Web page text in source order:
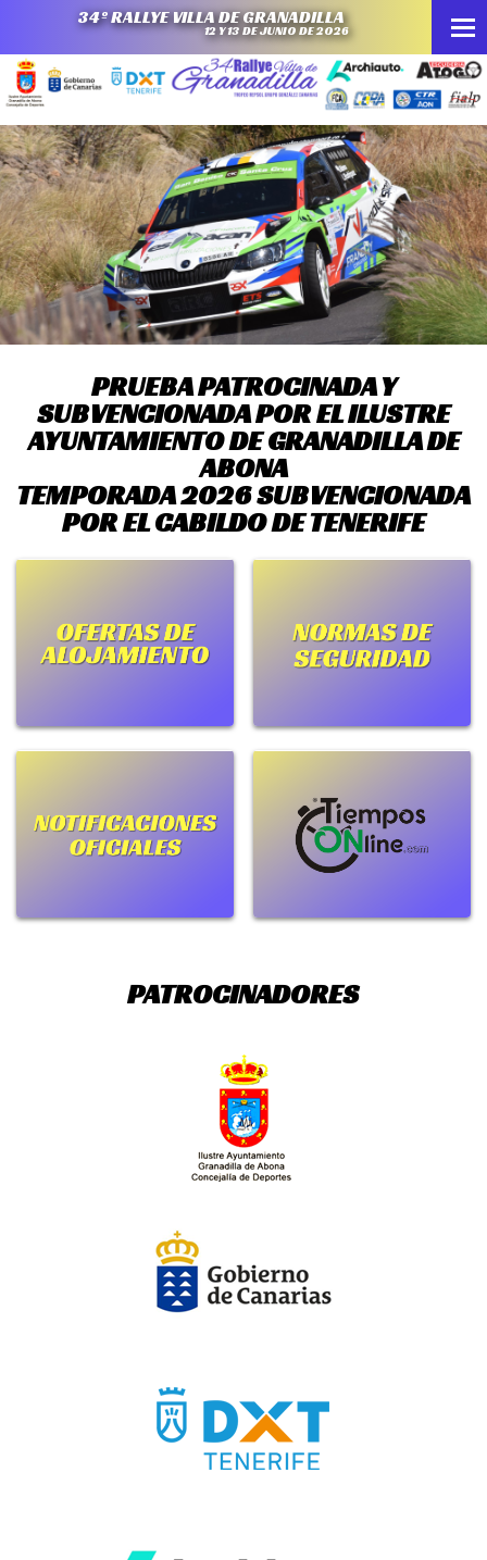
34º RALLYE VILLA DE GRANADILLA
12 Y 13 DE JUNIO DE 2026
PRUEBA PATROCINADA Y
SUBVENCIONADA POR EL ILUSTRE
AYUNTAMIENTO DE GRANADILLA DE
ABONA
TEMPORADA 2026 SUBVENCIONADA
POR EL CABILDO DE TENERIFE
PATROCINADORES